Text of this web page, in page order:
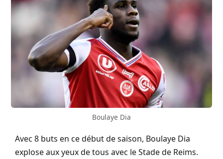
Boulaye Dia
Avec 8 buts en ce début de saison, Boulaye Dia
explose aux yeux de tous avec le Stade de Reims.